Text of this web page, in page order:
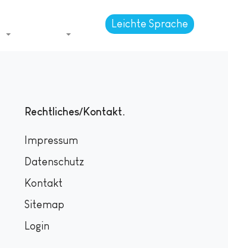
Leichte Sprache
Rechtliches/Kontakt
Impressum
Datenschutz
Kontakt
Sitemap
Login